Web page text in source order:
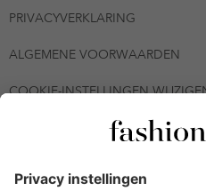
PRIVACYVERKLARING
ALGEMENE VOORWAARDEN
COOKIE-INSTELLINGEN
© 2026 -
*De kortingsbon is tot en